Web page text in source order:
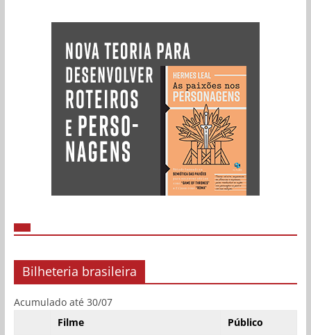
Bilheteria brasileira
Acumulado até 30/07
Filme
Público